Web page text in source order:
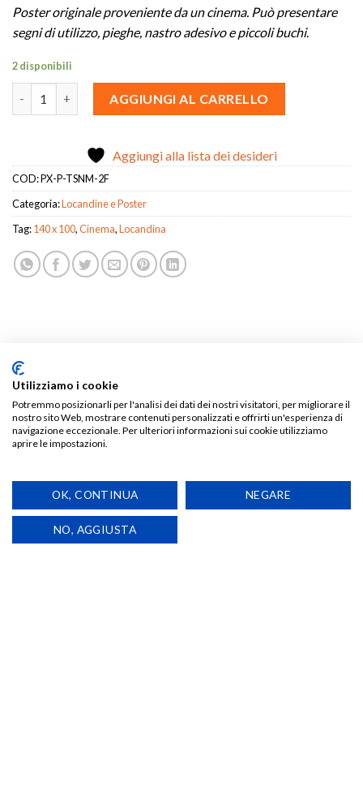
Poster originale proveniente da un cinema. Può presentare
segni di utilizzo, pieghe, nastro adesivo e piccoli buchi.
2 disponibili
AGGIUNGI AL CARRELLO
Aggiungi alla lista dei desideri
COD:PX-P-TSNM-2F
Categoria:Locandine e Poster
Tag:140 x 100,Cinema,Locandina
DESCRIZIONE
RECENSIONI (0)
VENDITORE
Stampa su carta.
F.to 140 x 100 cm ca.
Utilizziamo i cookie
Potremmo posizionarli per l'analisi dei dati dei nostri visitatori, per migliorare il
nostro sito Web, mostrare contenuti personalizzati e offrirti un'esperienza di
navigazione eccezionale. Per ulteriori informazioni sui cookie utilizziamo
aprire le impostazioni.
OK, CONTINUA NEGARE
NO, AGGIUSTA